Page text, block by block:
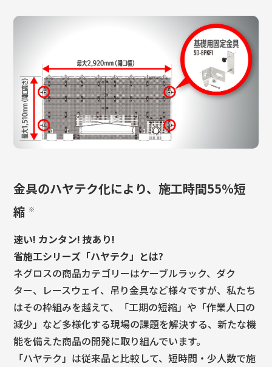
金具のハヤテク化により、施工時間55％短
縮 ※
速い! カンタン! 技あり!
省施工シリーズ「ハヤテク」とは?
ネグロスの商品カテゴリーはケーブルラック、ダク
ター、レースウェイ、吊り金具など様々ですが、私たち
はその枠組みを越えて、「工期の短縮」や「作業人口の
減少」など多様化する現場の課題を解決する、新たな機
能を備えた商品の開発に取り組んでいます。
「ハヤテク」は従来品と比較して、短時間・少人数で施